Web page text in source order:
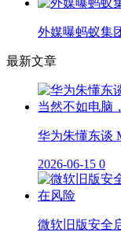
外媒曝蚂蚁集
最新文章
华为朱懂东谈
2026-06-15 0
微软旧版安全